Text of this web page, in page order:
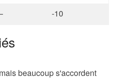
-10
beaucoup s'accordent